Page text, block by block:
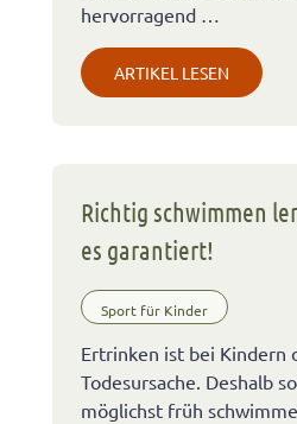
hervorragend …
ARTIKEL LESEN
Richtig schwimmen
es garantiert!
Sport für Kinder
Ertrinken ist bei Kindern
Todesursache. Deshalb
möglichst früh